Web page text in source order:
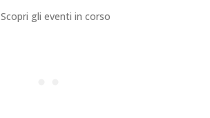
Scopri gli eventi in corso